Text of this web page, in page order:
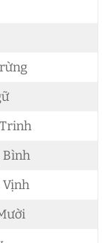
Bình
Vịnh